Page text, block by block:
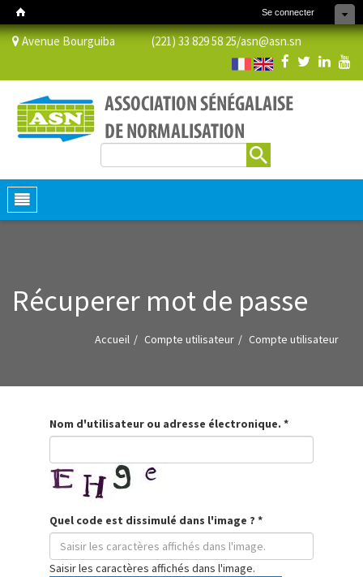
Se connecter
Avenue Bourguiba (221) 33 829 58 25/asn@asn.sn
Formulaire de recherche
Toggle
navigation
Récuperer mot de passe
Accueil Compte utilisateur Compte utilisateur
Nom d'utilisateur ou adresse électronique. *
Quel code est dissimulé dans l'image ? *
Saisir les caractères affichés dans l'image.